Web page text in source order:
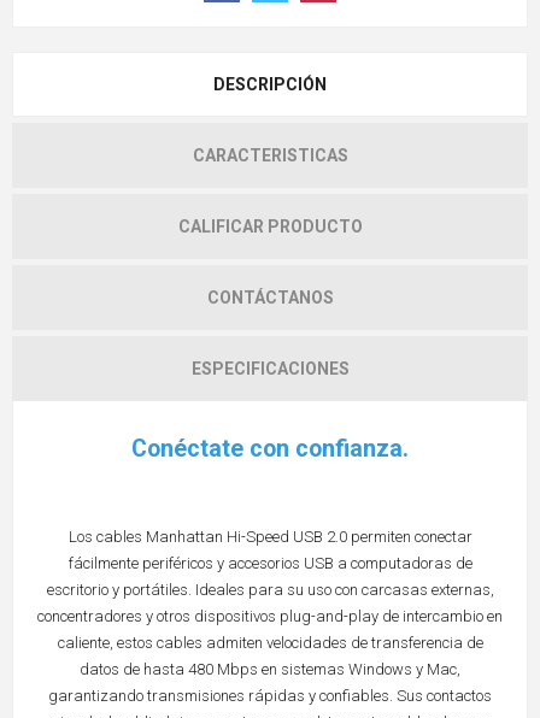
DESCRIPCIÓN
CARACTERISTICAS
CALIFICAR PRODUCTO
CONTÁCTANOS
ESPECIFICACIONES
Conéctate con confianza.
Los cables Manhattan Hi-Speed USB 2.0 permiten conectar
fácilmente periféricos y accesorios USB a computadoras de
escritorio y portátiles. Ideales para su uso con carcasas externas,
concentradores y otros dispositivos plug-and-play de intercambio en
caliente, estos cables admiten velocidades de transferencia de
datos de hasta 480 Mbps en sistemas Windows y Mac,
garantizando transmisiones rápidas y confiables. Sus contactos